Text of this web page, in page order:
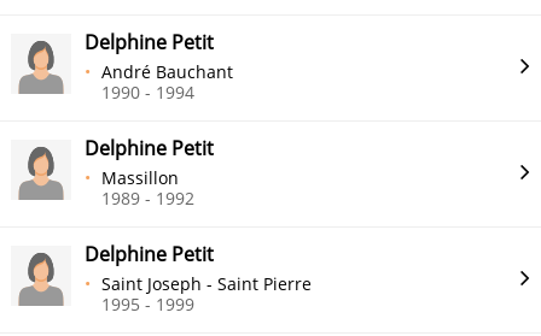
Delphine Petit
André Bauchant
1990 - 1994
Delphine Petit
Massillon
1989 - 1992
Delphine Petit
Saint Joseph - Saint Pierre
1995 - 1999